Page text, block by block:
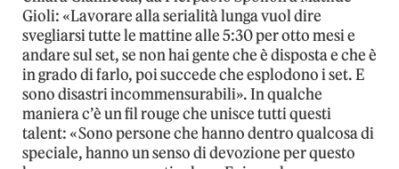
Gioli: «Lavorare alla serialità lunga vuol dire
svegliarsi tutte le mattine alle 5:30 per otto mesi e
andare sul set, se non hai gente che è disposta e che è
in grado di farlo, poi succede che esplodono i set. E
sono disastri incommensurabili». In qualche
maniera c’è un fil rouge che unisce tutti questi
talent: «Sono persone che hanno dentro qualcosa di
speciale, hanno un senso di devozione per questo